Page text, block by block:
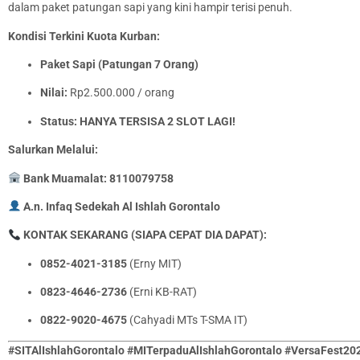
dalam paket patungan sapi yang kini hampir terisi penuh.
Kondisi Terkini Kuota Kurban:
Paket Sapi (Patungan 7 Orang)
Nilai: Rp2.500.000 / orang
Status: HANYA TERSISA 2 SLOT LAGI!
Salurkan Melalui:
Bank Muamalat: 8110079758
A.n. Infaq Sedekah Al Ishlah Gorontalo
KONTAK SEKARANG (SIAPA CEPAT DIA DAPAT):
0852-4021-3185 (Erny MIT)
0823-4646-2736 (Erni KB-RAT)
0822-9020-4675 (Cahyadi MTs T-SMA IT)
#SITAlIshlahGorontalo #MITerpaduAlIshlahGorontalo